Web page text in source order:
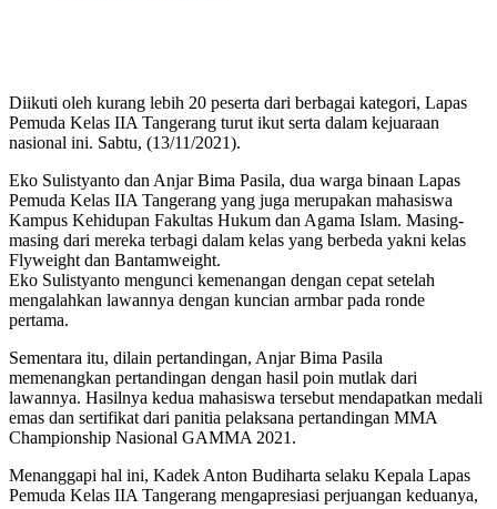
Diikuti oleh kurang lebih 20 peserta dari berbagai kategori, Lapas
Pemuda Kelas IIA Tangerang turut ikut serta dalam kejuaraan
nasional ini. Sabtu, (13/11/2021).
Eko Sulistyanto dan Anjar Bima Pasila, dua warga binaan Lapas
Pemuda Kelas IIA Tangerang yang juga merupakan mahasiswa
Kampus Kehidupan Fakultas Hukum dan Agama Islam. Masing-
masing dari mereka terbagi dalam kelas yang berbeda yakni kelas
Flyweight dan Bantamweight.
Eko Sulistyanto mengunci kemenangan dengan cepat setelah
mengalahkan lawannya dengan kuncian armbar pada ronde
pertama.
Sementara itu, dilain pertandingan, Anjar Bima Pasila
memenangkan pertandingan dengan hasil poin mutlak dari
lawannya. Hasilnya kedua mahasiswa tersebut mendapatkan medali
emas dan sertifikat dari panitia pelaksana pertandingan MMA
Championship Nasional GAMMA 2021.
Menanggapi hal ini, Kadek Anton Budiharta selaku Kepala Lapas
Pemuda Kelas IIA Tangerang mengapresiasi perjuangan keduanya,